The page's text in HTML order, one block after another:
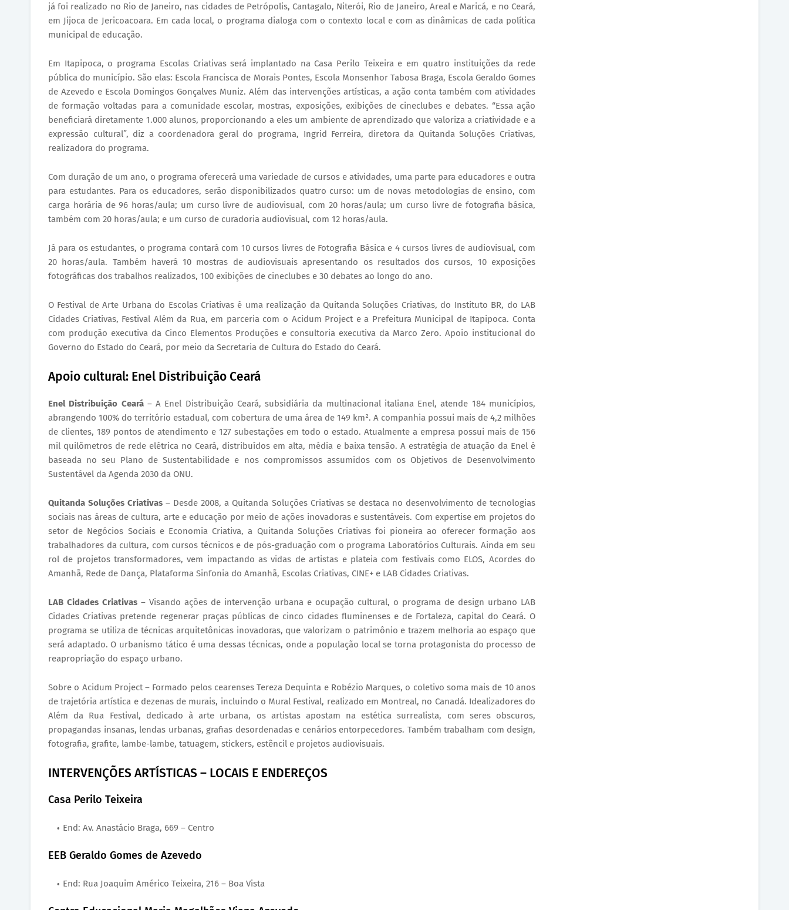
já foi realizado no Rio de Janeiro, nas cidades de Petrópolis, Cantagalo, Niterói, Rio de Janeiro, Areal e Maricá, e no Ceará,
em Jijoca de Jericoacoara. Em cada local, o programa dialoga com o contexto local e com as dinâmicas de cada política
municipal de educação.
Em Itapipoca, o programa Escolas Criativas será implantado na Casa Perilo Teixeira e em quatro instituições da rede
pública do município. São elas: Escola Francisca de Morais Pontes, Escola Monsenhor Tabosa Braga, Escola Geraldo Gomes
de Azevedo e Escola Domingos Gonçalves Muniz. Além das intervenções artísticas, a ação conta também com atividades
de formação voltadas para a comunidade escolar, mostras, exposições, exibições de cineclubes e debates. “Essa ação
beneficiará diretamente 1.000 alunos, proporcionando a eles um ambiente de aprendizado que valoriza a criatividade e a
expressão cultural”, diz a coordenadora geral do programa, Ingrid Ferreira, diretora da Quitanda Soluções Criativas,
realizadora do programa.
Com duração de um ano, o programa oferecerá uma variedade de cursos e atividades, uma parte para educadores e outra
para estudantes. Para os educadores, serão disponibilizados quatro curso: um de novas metodologias de ensino, com
carga horária de 96 horas/aula; um curso livre de audiovisual, com 20 horas/aula; um curso livre de fotografia básica,
também com 20 horas/aula; e um curso de curadoria audiovisual, com 12 horas/aula.
Já para os estudantes, o programa contará com 10 cursos livres de Fotografia Básica e 4 cursos livres de audiovisual, com
20 horas/aula. Também haverá 10 mostras de audiovisuais apresentando os resultados dos cursos, 10 exposições
fotográficas dos trabalhos realizados, 100 exibições de cineclubes e 30 debates ao longo do ano.
O Festival de Arte Urbana do Escolas Criativas é uma realização da Quitanda Soluções Criativas, do Instituto BR, do LAB
Cidades Criativas, Festival Além da Rua, em parceria com o Acidum Project e a Prefeitura Municipal de Itapipoca. Conta
com produção executiva da Cinco Elementos Produções e consultoria executiva da Marco Zero. Apoio institucional do
Governo do Estado do Ceará, por meio da Secretaria de Cultura do Estado do Ceará.
Apoio cultural: Enel Distribuição Ceará
Enel Distribuição Ceará– A Enel Distribuição Ceará, subsidiária da multinacional italiana Enel, atende 184 municípios,
abrangendo 100% do território estadual, com cobertura de uma área de 149 km². A companhia possui mais de 4,2 milhões
de clientes, 189 pontos de atendimento e 127 subestações em todo o estado. Atualmente a empresa possui mais de 156
mil quilômetros de rede elétrica no Ceará, distribuídos em alta, média e baixa tensão. A estratégia de atuação da Enel é
baseada no seu Plano de Sustentabilidade e nos compromissos assumidos com os Objetivos de Desenvolvimento
Sustentável da Agenda 2030 da ONU.
Quitanda Soluções Criativas – Desde 2008, a Quitanda Soluções Criativas se destaca no desenvolvimento de tecnologias
sociais nas áreas de cultura, arte e educação por meio de ações inovadoras e sustentáveis. Com expertise em projetos do
setor de Negócios Sociais e Economia Criativa, a Quitanda Soluções Criativas foi pioneira ao oferecer formação aos
trabalhadores da cultura, com cursos técnicos e de pós-graduação com o programa Laboratórios Culturais. Ainda em seu
rol de projetos transformadores, vem impactando as vidas de artistas e plateia com festivais como ELOS, Acordes do
Amanhã, Rede de Dança, Plataforma Sinfonia do Amanhã, Escolas Criativas, CINE+ e LAB Cidades Criativas.
LAB Cidades Criativas – Visando ações de intervenção urbana e ocupação cultural, o programa de design urbano LAB
Cidades Criativas pretende regenerar praças públicas de cinco cidades fluminenses e de Fortaleza, capital do Ceará. O
programa se utiliza de técnicas arquitetônicas inovadoras, que valorizam o patrimônio e trazem melhoria ao espaço que
será adaptado. O urbanismo tático é uma dessas técnicas, onde a população local se torna protagonista do processo de
reapropriação do espaço urbano.
Sobre o Acidum Project – Formado pelos cearenses Tereza Dequinta e Robézio Marques, o coletivo soma mais de 10 anos
de trajetória artística e dezenas de murais, incluindo o Mural Festival, realizado em Montreal, no Canadá. Idealizadores do
Além da Rua Festival, dedicado à arte urbana, os artistas apostam na estética surrealista, com seres obscuros,
propagandas insanas, lendas urbanas, grafias desordenadas e cenários entorpecedores. Também trabalham com design,
fotografia, grafite, lambe-lambe, tatuagem, stickers, estêncil e projetos audiovisuais.
INTERVENÇÕES ARTÍSTICAS – LOCAIS E ENDEREÇOS
Casa Perilo Teixeira
End: Av. Anastácio Braga, 669 – Centro
EEB Geraldo Gomes de Azevedo
End: Rua Joaquim Américo Teixeira, 216 – Boa Vista